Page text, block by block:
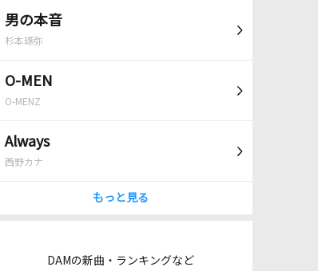
男の本音
杉本琢弥
O-MEN
O-MENZ
Always
西野カナ
もっと見る
DAMの新曲・ランキングなど